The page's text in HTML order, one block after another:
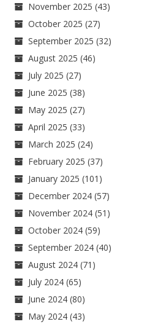
November 2025 (43)
October 2025 (27)
September 2025 (32)
August 2025 (46)
July 2025 (27)
June 2025 (38)
May 2025 (27)
April 2025 (33)
March 2025 (24)
February 2025 (37)
January 2025 (101)
December 2024 (57)
November 2024 (51)
October 2024 (59)
September 2024 (40)
August 2024 (71)
July 2024 (65)
June 2024 (80)
May 2024 (43)